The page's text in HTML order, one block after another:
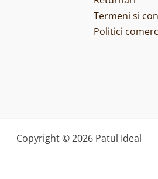
Termeni si
Politici
Copyright © 2026 Patul Ideal